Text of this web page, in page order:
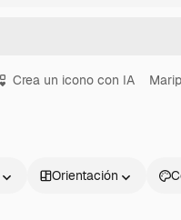
Crea un icono con IA
Orientación